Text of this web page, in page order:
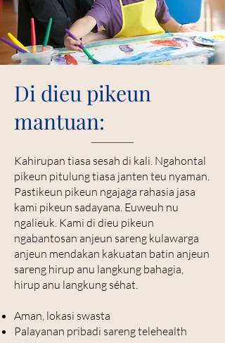
Di dieu pikeun
mantuan:
Kahirupan tiasa sesah di kali. Ngahontal
pikeun pitulung tiasa janten teu nyaman.
Pastikeun pikeun ngajaga rahasia jasa
kami pikeun sadayana. Euweuh nu
ngalieuk. Kami di dieu pikeun
ngabantosan anjeun sareng kulawarga
anjeun mendakan kakuatan batin anjeun
sareng hirup anu langkung bahagia,
hirup anu langkung séhat.
Aman, lokasi swasta
Palayanan pribadi sareng telehealth